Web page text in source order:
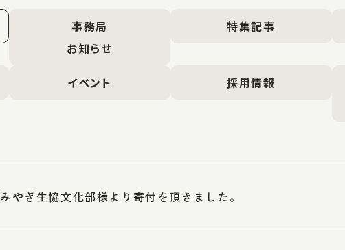
事務局
お知らせ
特集記事
イベント 採用情報
みやぎ生協文化部様より寄付を頂きました。